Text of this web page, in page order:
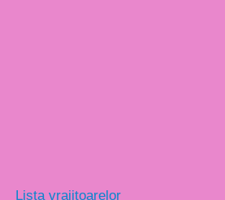
Lista vrajitoarelor